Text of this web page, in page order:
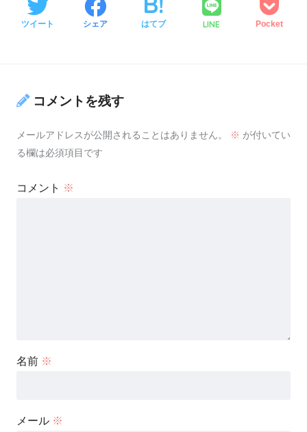
ツイート シェア はてブ LINE Pocket
コメントを残す
メールアドレスが公開されることはありません。 ※ が付いてい
る欄は必須項目です
コメント ※
名前 ※
メール ※